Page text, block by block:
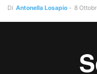
Di Antonella Losapio - 8